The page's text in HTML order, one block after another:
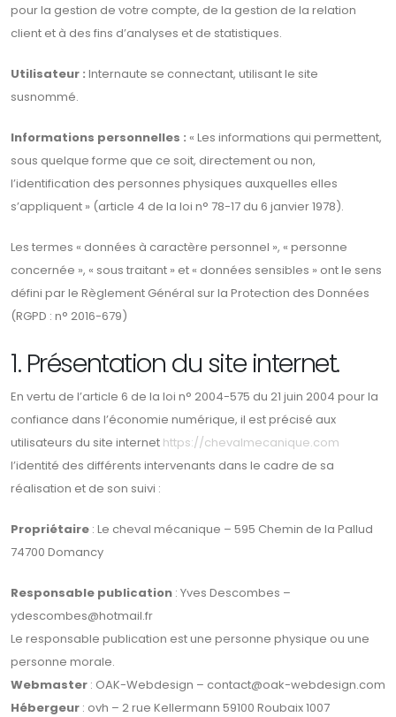
pour la gestion de votre compte, de la gestion de la relation
client et à des fins d’analyses et de statistiques.
Utilisateur : Internaute se connectant, utilisant le site
susnommé.
Informations personnelles : « Les informations qui permettent,
sous quelque forme que ce soit, directement ou non,
l’identification des personnes physiques auxquelles elles
s’appliquent » (article 4 de la loi n° 78-17 du 6 janvier 1978).
Les termes « données à caractère personnel », « personne
concernée », « sous traitant » et « données sensibles » ont le sens
défini par le Règlement Général sur la Protection des Données
(RGPD : n° 2016-679)
1. Présentation du site internet.
En vertu de l’article 6 de la loi n° 2004-575 du 21 juin 2004 pour la
confiance dans l’économie numérique, il est précisé aux
utilisateurs du site internet https://chevalmecanique.com
l’identité des différents intervenants dans le cadre de sa
réalisation et de son suivi :
Propriétaire : Le cheval mécanique – 595 Chemin de la Pallud
74700 Domancy
Responsable publication : Yves Descombes –
ydescombes@hotmail.fr
Le responsable publication est une personne physique ou une
personne morale.
Webmaster : OAK-Webdesign – contact@oak-webdesign.com
Hébergeur : ovh – 2 rue Kellermann 59100 Roubaix 1007